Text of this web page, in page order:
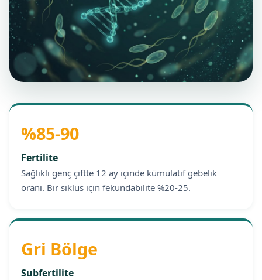
%85-90
Fertilite
Sağlıklı genç çiftte 12 ay içinde kümülatif gebelik
oranı. Bir siklus için fekundabilite %20-25.
Gri Bölge
Subfertilite